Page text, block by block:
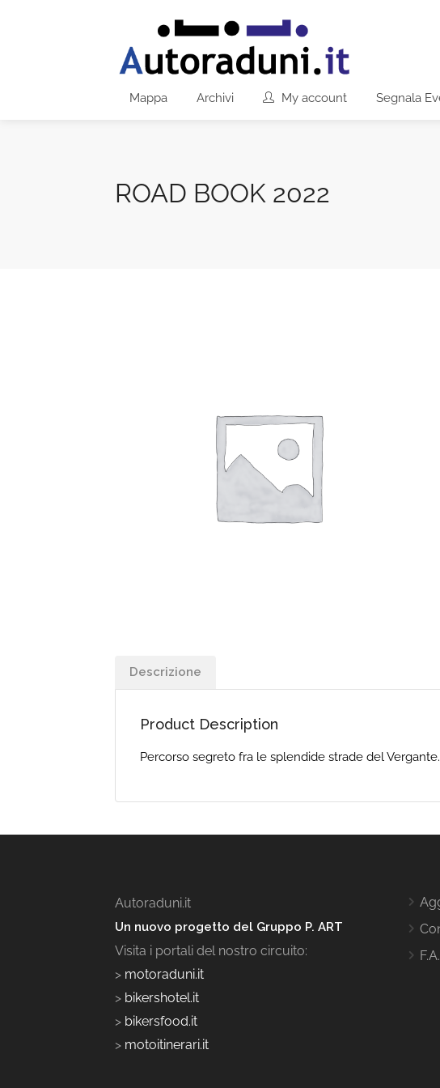
Mappa Archivi My account Segnala
ROAD BOOK 2022
Descrizione
Product Description
Percorso segreto fra le splendide strade del
Autoraduni.it
Un nuovo progetto del Gruppo P. ART
Visita i portali del nostro circuito:
> motoraduni.it
> bikershotel.it
> bikersfood.it
> motoitinerari.it